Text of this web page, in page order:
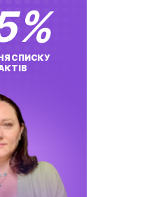
%
СПИСКУ